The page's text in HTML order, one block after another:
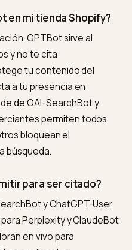
también es la base
realmente
en el feed comercial
de aquí.
el momento clásico en
bots. El checklist
Vue está enAEO para
Nuxt.